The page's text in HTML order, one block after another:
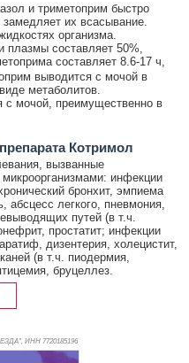
и триметоприм быстро
их всасывание.
организма.
составляет 50%,
составляет 8.6-17 ч,
выводится с мочой в
метаболитов.
с мочой, преимущественно в
Котримол
вызванные
инфекции
бронхит, эмпиема
абсцесс легкого, пневмония,
путей (в т.ч.
простатит; инфекции
дизентерия, холецистит,
(в т.ч. пиодермия,
бруцеллез.
ИНН 7720185196